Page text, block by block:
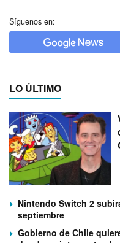
Síguenos en:
LO ÚLTIMO
Nintendo Switch 2
septiembre
Gobierno de Chile